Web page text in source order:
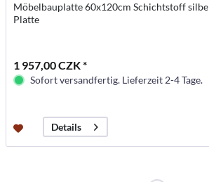
Möbelbauplatte 60x120cm Schichtstoff
Platte
1 957,00 CZK *
Sofort versandfertig. Lieferzeit 2-4 Tage.
Details